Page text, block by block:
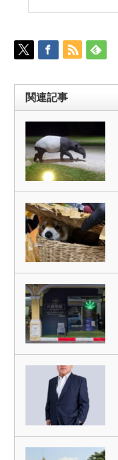
関連記事